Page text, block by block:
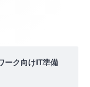
ーク向けIT準備